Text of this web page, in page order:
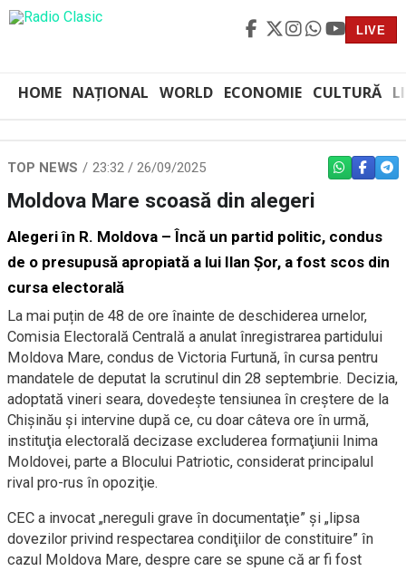
LIVE
HOME NAȚIONAL WORLD ECONOMIE CULTURĂ
TOP NEWS 23:32 / 26/09/2025 WHATSAPP
Moldova Mare scoasă din alegeri
Alegeri în R. Moldova – Încă un partid politic, condus
de o presupusă apropiată a lui Ilan Şor, a fost scos din
cursa electorală
La mai puțin de 48 de ore înainte de deschiderea urnelor,
Comisia Electorală Centrală a anulat înregistrarea partidului
Moldova Mare, condus de Victoria Furtună, în cursa pentru
mandatele de deputat la scrutinul din 28 septembrie. Decizia,
adoptată vineri seara, dovedește tensiunea în creştere de la
Chișinău și intervine după ce, cu doar câteva ore în urmă,
instituţia electorală decizase excluderea formaţiunii Inima
Moldovei, parte a Blocului Patriotic, considerat principalul
rival pro-rus în opoziţie.
CEC a invocat „nereguli grave în documentaţie” şi „lipsa
dovezilor privind respectarea condiţiilor de constituire” în
cazul Moldova Mare, despre care se spune că ar fi fost